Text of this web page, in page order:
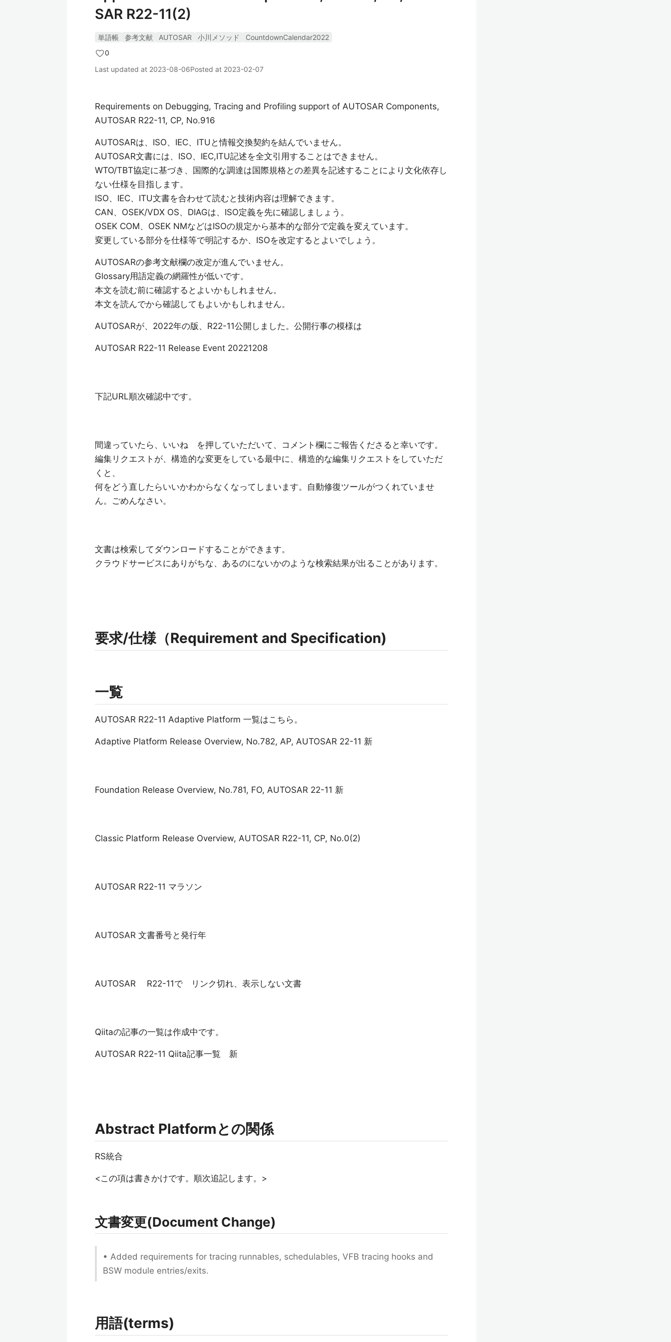
SAR R22-11(2)
単語帳 参考文献 AUTOSAR 小川メソッド
CountdownCalendar2022
0
Last updated at 2023-08-06Posted at 2023-02-07
Requirements on Debugging, Tracing and Profiling support of AUTOSAR Components,
AUTOSAR R22-11, CP, No.916
AUTOSARは、ISO、IEC、ITUと情報交換契約を結んでいません。
AUTOSAR文書には、ISO、IEC,ITU記述を全文引用することはできません。
WTO/TBT協定に基づき、国際的な調達は国際規格との差異を記述することにより文化依存し
ない仕様を目指します。
ISO、IEC、ITU文書を合わせて読むと技術内容は理解できます。
CAN、OSEK/VDX OS、DIAGは、ISO定義を先に確認しましょう。
OSEK COM、OSEK NMなどはISOの規定から基本的な部分で定義を変えています。
変更している部分を仕様等で明記するか、ISOを改定するとよいでしょう。
AUTOSARの参考文献欄の改定が進んでいません。
Glossary用語定義の網羅性が低いです。
本文を読む前に確認するとよいかもしれません。
本文を読んでから確認してもよいかもしれません。
AUTOSARが、2022年の版、R22-11公開しました。公開行事の模様は
AUTOSAR R22-11 Release Event 20221208
下記URL順次確認中です。
間違っていたら、いいね を押していただいて、コメント欄にご報告くださると幸いです。
編集リクエストが、構造的な変更をしている最中に、構造的な編集リクエストをしていただ
くと、
何をどう直したらいいかわからなくなってしまいます。自動修復ツールがつくれていませ
ん。ごめんなさい。
文書は検索してダウンロードすることができます。
クラウドサービスにありがちな、あるのにないかのような検索結果が出ることがあります。
要求/仕様（Requirement and Specification)
一覧
AUTOSAR R22-11 Adaptive Platform 一覧はこちら。
Adaptive Platform Release Overview, No.782, AP, AUTOSAR 22-11 新
Foundation Release Overview, No.781, FO, AUTOSAR 22-11 新
Classic Platform Release Overview, AUTOSAR R22-11, CP, No.0(2)
AUTOSAR R22-11 マラソン
AUTOSAR 文書番号と発行年
AUTOSAR R22-11で リンク切れ、表示しない文書
Qiitaの記事の一覧は作成中です。
AUTOSAR R22-11 Qiita記事一覧 新
Abstract Platformとの関係
RS統合
<この項は書きかけです。順次追記します。>
文書変更(Document Change)
• Added requirements for tracing runnables, schedulables, VFB tracing hooks and
BSW module entries/exits.
用語(terms)